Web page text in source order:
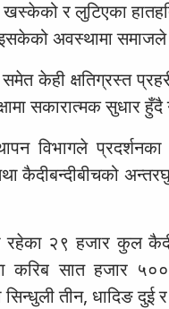
र लुटिएका
अवस्थामा
केही क्षतिग्रस्त
सकारात्मक सुधार
विभागले
कैदीबन्दीबीचको
रहेका २९ हजार कुल
करिब सात हजार ५००
सिन्धुली तीन, धादिङ